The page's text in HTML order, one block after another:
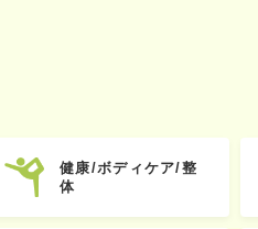
健康/ボディケア/整
体